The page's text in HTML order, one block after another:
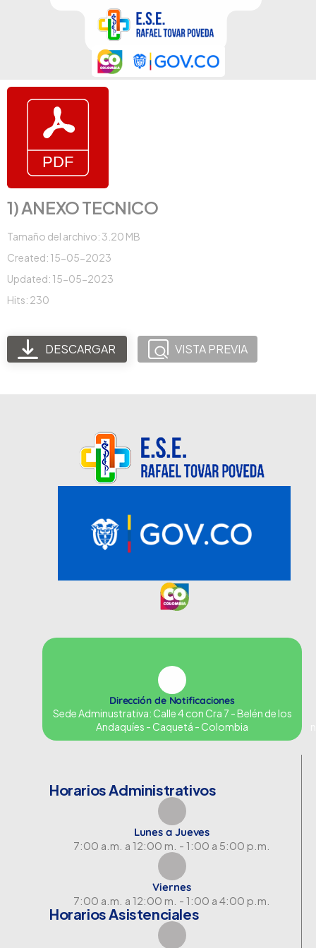
1) ANEXO TECNICO
Tamaño del archivo: 3.20 MB
Created: 15-05-2023
Updated: 15-05-2023
Hits: 230
DESCARGAR VISTA PREVIA
Dirección de Notificaciones
Sede Adminustrativa: Calle 4 con Cra 7 - Belén de los
Andaquíes - Caquetá - Colombia
Horarios Administrativos
Lunes a Jueves
7:00 a.m. a 12:00 m. - 1:00 a 5:00 p.m.
Viernes
7:00 a.m. a 12:00 m. - 1:00 a 4:00 p.m.
Horarios Asistenciales